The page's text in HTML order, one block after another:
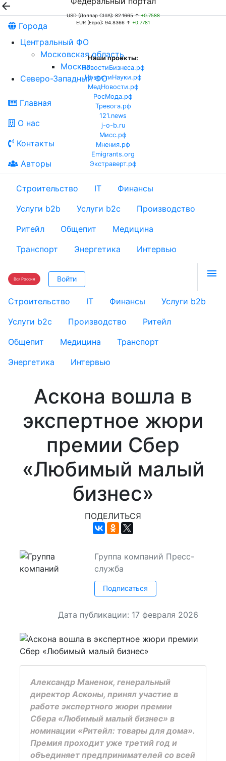
USD (Доллар США): 82.1665 ↑+0.7588
EUR (Евро): 94.8366 ↑ +0.7781

Города
Центральный ФО
Московская область
Москва
Северо-Западный ФО
Главная
О нас
Контакты
Авторы
Наши проекты:
НовостиБизнеса.рф
НовостиНауки.рф
МедНовости.рф
РосМода.рф
Тревога.рф
121.news
j-o-b.ru
Мисс.рф
Мнения.рф
Emigrants.org
Экстраверт.рф
Строительство IT
Финансы
Услуги b2b
Услуги b2c
Производство
Ритейл
Общепит
Медицина
Транспорт
Энергетика Интервью
Вся Россия Войти 
Строительство IT Финансы
Услуги b2b
Услуги b2c
Производство
Ритейл
Общепит
Медицина
Транспорт
Энергетика
Интервью
Аскона вошла в
экспертное жюри
премии Сбер
«Любимый малый
бизнес»
ПОДЕЛИТЬСЯ
Группа компаний Пресс-
служба
Подписаться
Дата публикации: 17 февраля 2026
Александр Маненок, генеральный
директор Асконы, принял участие в
работе экспертного жюри премии
Сбера «Любимый малый бизнес» в
номинации «Ритейл: товары для дома».
Премия проходит уже третий год и
объединяет предпринимателей со всей